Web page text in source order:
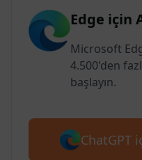
Edge için
Microsoft
4.500'den
başlayın.
ChatGPT